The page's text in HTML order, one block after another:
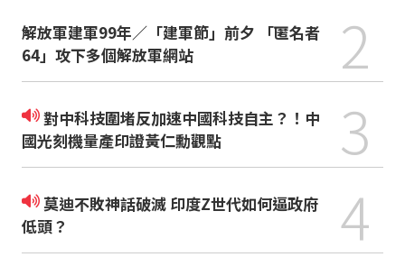
解放軍建軍99年／「建軍節」前夕 「匿名者
64」攻下多個解放軍網站
2
對中科技圍堵反加速中國科技自主？！中
國光刻機量產印證黃仁勳觀點
3
莫迪不敗神話破滅 印度Z世代如何逼政府
低頭？
4